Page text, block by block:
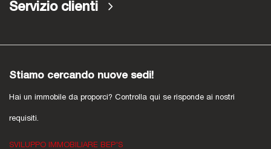
Servizio clienti
Stiamo cercando nuove sedi!
Hai un immobile da proporci? Controlla qui se risponde ai nostri
requisiti.
SVILUPPO IMMOBILIARE BEP'S